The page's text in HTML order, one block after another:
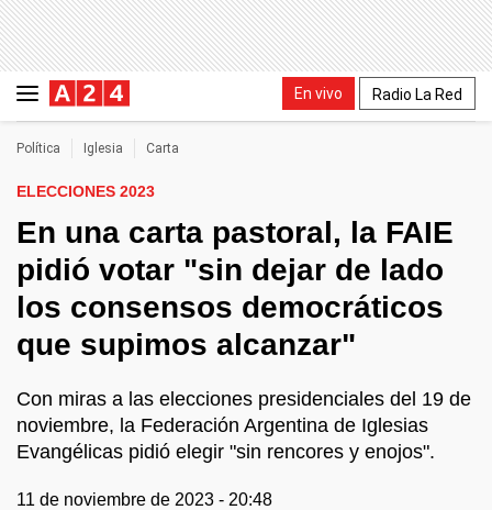
En vivo Radio La Red
Política Iglesia Carta
ELECCIONES 2023
En una carta pastoral, la FAIE
pidió votar "sin dejar de lado
los consensos democráticos
que supimos alcanzar"
Con miras a las elecciones presidenciales del 19 de
noviembre, la Federación Argentina de Iglesias
Evangélicas pidió elegir "sin rencores y enojos".
11 de noviembre de 2023 - 20:48